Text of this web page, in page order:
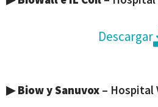
Descargar
▶Biow y Sanuvox – Hospital